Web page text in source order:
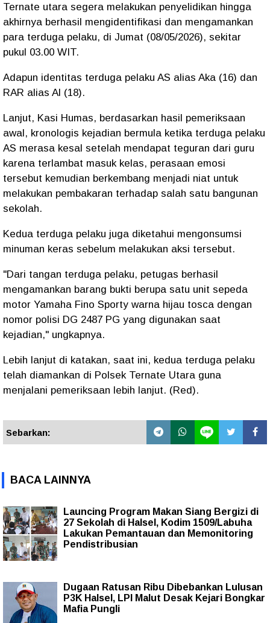
Ternate utara segera melakukan penyelidikan hingga
akhirnya berhasil mengidentifikasi dan mengamankan
para terduga pelaku, di Jumat (08/05/2026), sekitar
pukul 03.00 WIT.
Adapun identitas terduga pelaku AS alias Aka (16) dan
RAR alias Al (18).
Lanjut, Kasi Humas, berdasarkan hasil pemeriksaan
awal, kronologis kejadian bermula ketika terduga pelaku
AS merasa kesal setelah mendapat teguran dari guru
karena terlambat masuk kelas, perasaan emosi
tersebut kemudian berkembang menjadi niat untuk
melakukan pembakaran terhadap salah satu bangunan
sekolah.
Kedua terduga pelaku juga diketahui mengonsumsi
minuman keras sebelum melakukan aksi tersebut.
"Dari tangan terduga pelaku, petugas berhasil
mengamankan barang bukti berupa satu unit sepeda
motor Yamaha Fino Sporty warna hijau tosca dengan
nomor polisi DG 2487 PG yang digunakan saat
kejadian," ungkapnya.
Lebih lanjut di katakan, saat ini, kedua terduga pelaku
telah diamankan di Polsek Ternate Utara guna
menjalani pemeriksaan lebih lanjut. (Red).
Sebarkan:
BACA LAINNYA
Launcing Program Makan Siang Bergizi di
27 Sekolah di Halsel, Kodim 1509/Labuha
Lakukan Pemantauan dan Memonitoring
Pendistribusian
Dugaan Ratusan Ribu Dibebankan Lulusan
P3K Halsel, LPI Malut Desak Kejari Bongkar
Mafia Pungli